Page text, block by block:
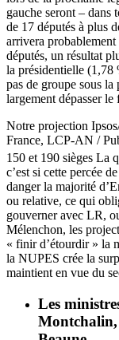
gauche seront – dans
de 17 députés à plus
arrivera
députés, un résultat
la présidentielle (1,78
pas de groupe sous la
largement dépasser le
Notre projection
France, LCP-AN /
150 et 190 sièges La
c’est si cette percée
danger la majorité
ou relative, ce qui
gouverner avec LR,
Mélenchon, les
« finir d’étourdir » la
la NUPES crée la
maintient en vue du
Les
Montchalin,